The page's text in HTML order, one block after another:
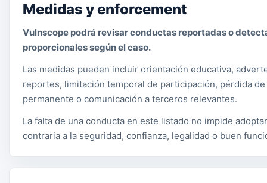
Medidas y enforcement
Vulnscope podrá revisar conductas reportadas o
proporcionales según el caso.
Las medidas pueden incluir orientación educativa,
reportes, limitación temporal de participación, pérdida
permanente o comunicación a terceros relevantes.
La falta de una conducta en este listado no impide
contraria a la seguridad, confianza, legalidad o buen